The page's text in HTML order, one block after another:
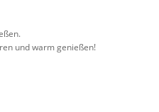
und warm genießen!